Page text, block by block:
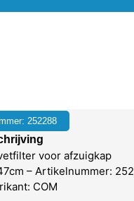
252288
voor afzuigkap
– Artikelnummer:
COM